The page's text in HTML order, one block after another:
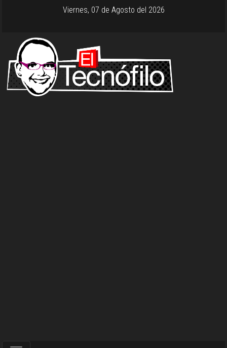
Viernes, 07 de Agosto del 2026